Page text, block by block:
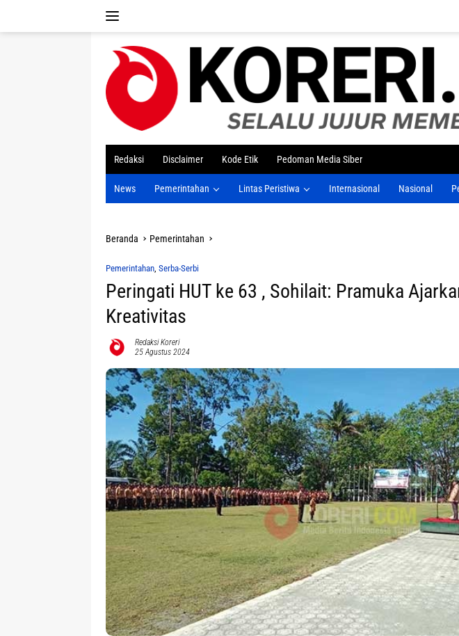
Redaksi Disclaimer Kode Etik Pedoman Media Siber
News Pemerintahan Lintas Peristiwa Internasional Nasional
Beranda Pemerintahan
Pemerintahan Serba-Serbi
Peringati HUT ke 63 , Sohilait: Pramuka
Kreativitas
Redaksi Koreri
25 Agustus 2024